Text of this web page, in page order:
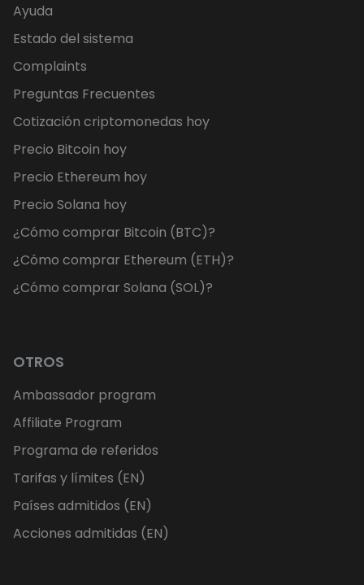
Ayuda
Estado del sistema
Complaints
Preguntas Frecuentes
Cotización criptomonedas hoy
Precio Bitcoin hoy
Precio Ethereum hoy
Precio Solana hoy
¿Cómo comprar Bitcoin (BTC)?
¿Cómo comprar Ethereum (ETH)?
¿Cómo comprar Solana (SOL)?
OTROS
Ambassador program
Affiliate Program
Programa de referidos
Tarifas y límites (EN)
Países admitidos (EN)
Acciones admitidas (EN)